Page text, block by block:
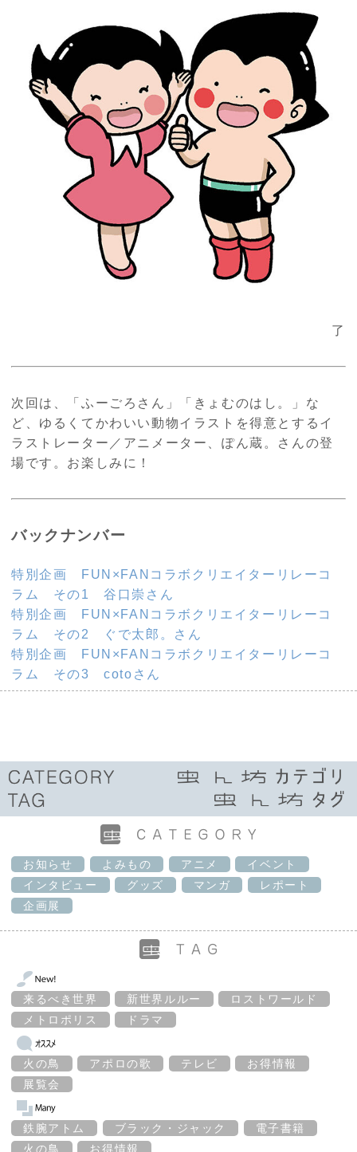
了
次回は、「ふーごろさん」「きょむのはし。」な
ど、ゆるくてかわいい動物イラストを得意とするイ
ラストレーター／アニメーター、ぽん蔵。さんの登
場です。お楽しみに！
バックナンバー
特別企画 FUN×FANコラボクリエイターリレーコ
ラム その1 谷口崇さん
特別企画 FUN×FANコラボクリエイターリレーコ
ラム その2 ぐで太郎。さん
特別企画 FUN×FANコラボクリエイターリレーコ
ラム その3 cotoさん
お知らせ よみもの アニメ
イベント
インタビュー
グッズ マンガ
レポート
企画展
来るべき世界 新世界ルルー
ロストワールド
メトロポリス
ドラマ
火の鳥 アポロの歌 テレビ
お得情報
展覧会
鉄腕アトム ブラック・ジャック
電子書籍
火の鳥
お得情報